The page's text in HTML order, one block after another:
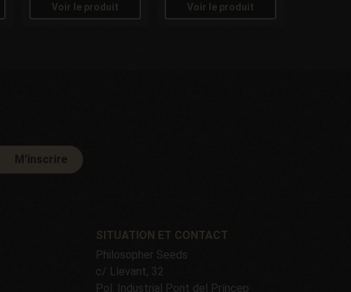
Voir le produit Voir le produit
M'inscrire
SITUATION ET CONTACT
Philosopher Seeds
c/ Llevant, 32
Pol. Industrial Pont del Príncep